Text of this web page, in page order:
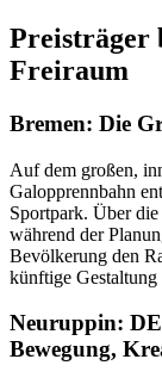
Preisträger
Freiraum
Bremen: Die
Auf dem großen,
Galopprennbahn
Sportpark. Über
während der
Bevölkerung den
künftige
Neuruppin:
Bewegung,